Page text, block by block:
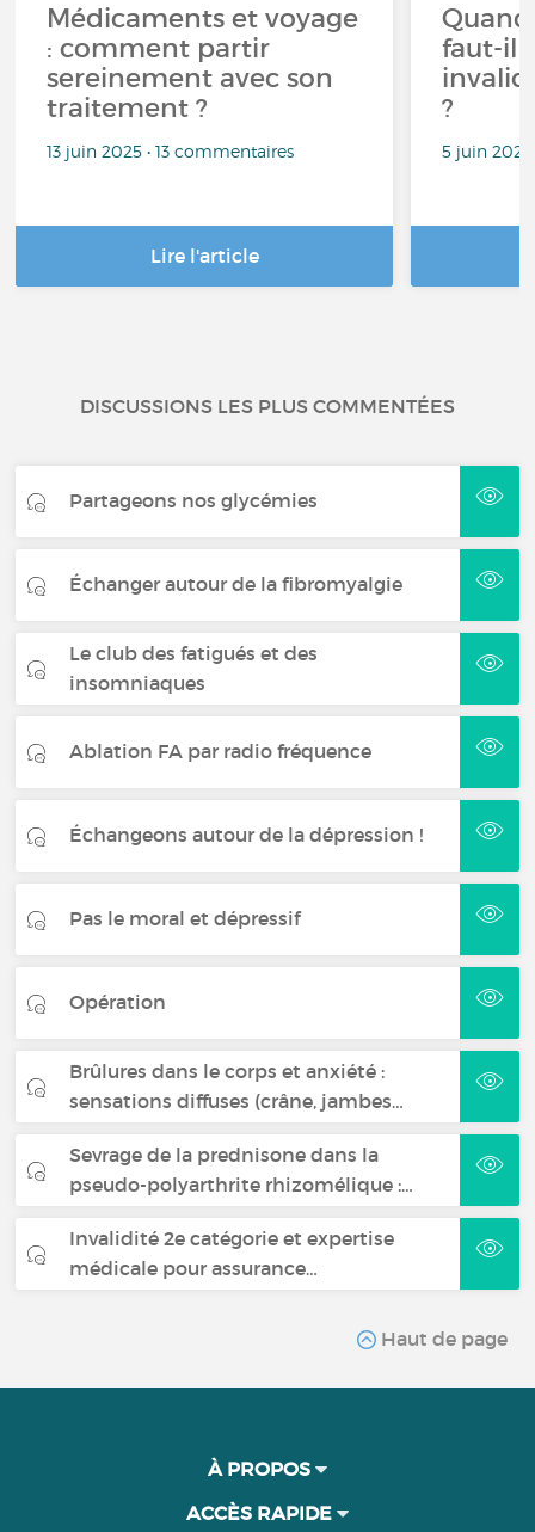
Médicaments et voyage
: comment partir
sereinement avec son
traitement ?
13 juin 2025 • 13 commentaires
Lire l'article
faut-il
?
5 juin
DISCUSSIONS LES PLUS COMMENTÉES
Partageons nos glycémies
Échanger autour de la fibromyalgie
Le club des fatigués et des
insomniaques
Ablation FA par radio fréquence
Échangeons autour de la dépression !
Pas le moral et dépressif
Opération
Brûlures dans le corps et anxiété :
sensations diffuses (crâne, jambes…
Sevrage de la prednisone dans la
pseudo-polyarthrite rhizomélique :…
Invalidité 2e catégorie et expertise
médicale pour assurance…
Haut de page
À PROPOS
ACCÈS RAPIDE